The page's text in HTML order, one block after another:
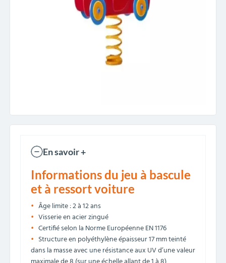
En savoir +
Informations du jeu à bascule
et à ressort voiture
Âge limite : 2 à 12 ans
Visserie en acier zingué
Certifié selon la Norme Européenne EN 1176
Structure en polyéthylène épaisseur 17 mm teinté
dans la masse avec une résistance aux UV d’une valeur